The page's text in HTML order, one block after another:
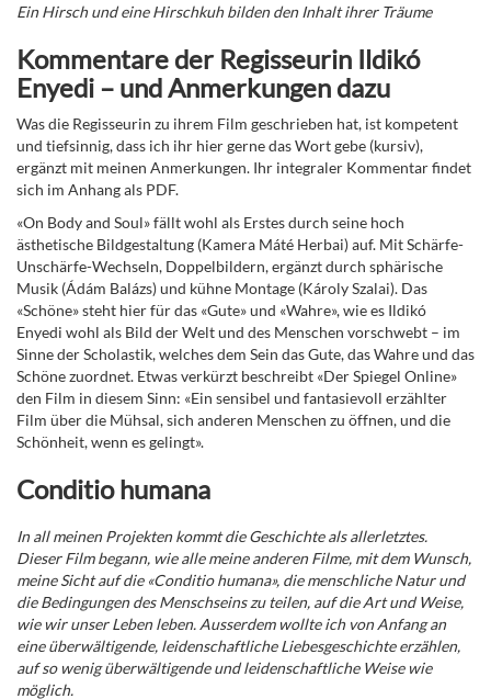
Ein Hirsch und eine Hirschkuh bilden den Inhalt ihrer Träume
Kommentare der Regisseurin Ildikó
Enyedi – und Anmerkungen dazu
Was die Regisseurin zu ihrem Film geschrieben hat, ist kompetent
und tiefsinnig, dass ich ihr hier gerne das Wort gebe (kursiv),
ergänzt mit meinen Anmerkungen. Ihr integraler Kommentar findet
sich im Anhang als PDF.
«On Body and Soul» fällt wohl als Erstes durch seine hoch
ästhetische Bildgestaltung (Kamera Máté Herbai) auf. Mit Schärfe-
Unschärfe-Wechseln, Doppelbildern, ergänzt durch sphärische
Musik (Ádám Balázs) und kühne Montage (Károly Szalai). Das
«Schöne» steht hier für das «Gute» und «Wahre», wie es Ildikó
Enyedi wohl als Bild der Welt und des Menschen vorschwebt – im
Sinne der Scholastik, welches dem Sein das Gute, das Wahre und das
Schöne zuordnet. Etwas verkürzt beschreibt «Der Spiegel Online»
den Film in diesem Sinn: «Ein sensibel und fantasievoll erzählter
Film über die Mühsal, sich anderen Menschen zu öffnen, und die
Schönheit, wenn es gelingt».
Conditio humana
In all meinen Projekten kommt die Geschichte als allerletztes.
Dieser Film begann, wie alle meine anderen Filme, mit dem Wunsch,
meine Sicht auf die «Conditio humana», die menschliche Natur und
die Bedingungen des Menschseins zu teilen, auf die Art und Weise,
wie wir unser Leben leben. Ausserdem wollte ich von Anfang an
eine überwältigende, leidenschaftliche Liebesgeschichte erzählen,
auf so wenig überwältigende und leidenschaftliche Weise wie
möglich.